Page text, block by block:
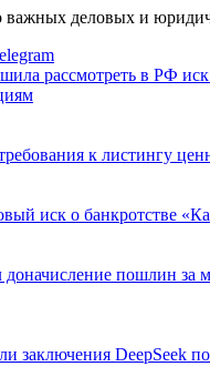
важных деловых и
рассмотреть в РФ
к листингу
иск о банкротстве
пошлин за
заключения DeepSeek